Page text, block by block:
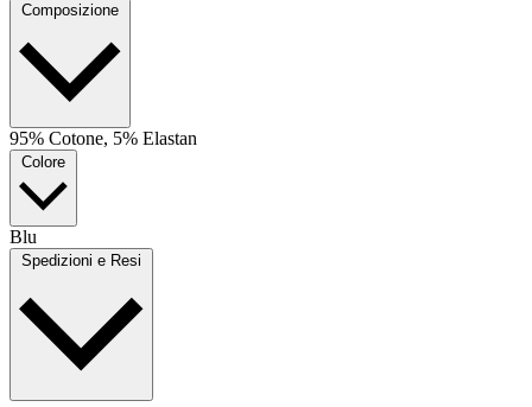
Composizione
95% Cotone, 5% Elastan
Colore
Blu
Spedizioni e Resi